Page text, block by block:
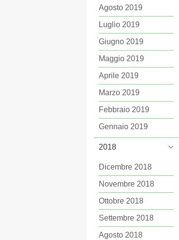
Agosto 2019
Luglio 2019
Giugno 2019
Maggio 2019
Aprile 2019
Marzo 2019
Febbraio 2019
Gennaio 2019
2018
Dicembre 2018
Novembre 2018
Ottobre 2018
Settembre 2018
Agosto 2018